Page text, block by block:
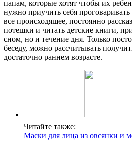
папам, которые хотят чтобы их
нужно приучить себя
все происходящее, постоянно
потешки и читать детские книги,
сном, но и течение дня. Только
беседу, можно рассчитывать
достаточно раннем возрасте.
Читайте также:
Маски для лица из овсянки и